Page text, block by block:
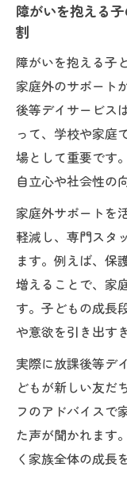
障がいを抱える
割
障がいを抱える子
家庭外のサポート
後等デイサービス
って、学校や家庭
場として重要です
自立心や社会性の
家庭外サポートを
軽減し、専門スタ
ます。例えば、保
増えることで、家
す。子どもの成長
や意欲を引き出す
実際に放課後等デ
どもが新しい友だ
フのアドバイスで
た声が聞かれます
く家族全体の成長